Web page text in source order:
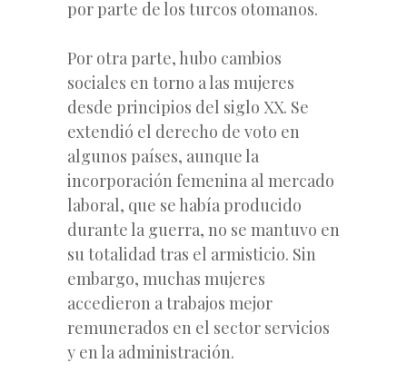
por parte de los turcos otomanos.
Por otra parte, hubo cambios
sociales en torno a las mujeres
desde principios del siglo XX. Se
extendió el derecho de voto en
algunos países, aunque la
incorporación femenina al mercado
laboral, que se había producido
durante la guerra, no se mantuvo en
su totalidad tras el armisticio. Sin
embargo, muchas mujeres
accedieron a trabajos mejor
remunerados en el sector servicios
y en la administración.